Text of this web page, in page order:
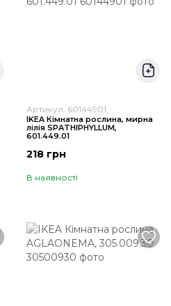
Артикул: 60144901
IKEA Кімнатна рослина, мирна
лілія SPATHIPHYLLUM,
601.449.01
218 грн
В наявності